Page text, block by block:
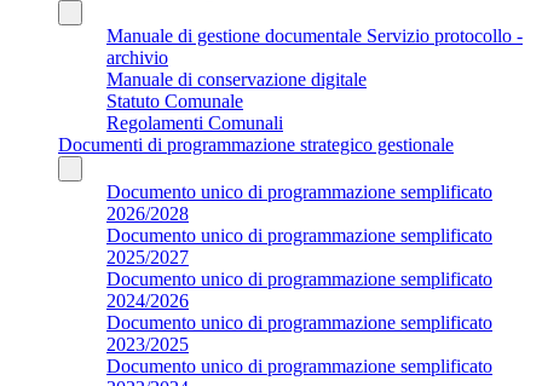
Manuale di gestione documentale Servizio protocollo -
archivio
Manuale di conservazione digitale
Statuto Comunale
Regolamenti Comunali
Documenti di programmazione strategico gestionale
Documento unico di programmazione semplificato
2026/2028
Documento unico di programmazione semplificato
2025/2027
Documento unico di programmazione semplificato
2024/2026
Documento unico di programmazione semplificato
2023/2025
Documento unico di programmazione semplificato